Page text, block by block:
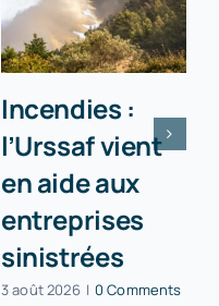
Incendies :
l’Urssaf vient
en aide aux
entreprises
sinistrées
3 août 2026 | 0 Comments